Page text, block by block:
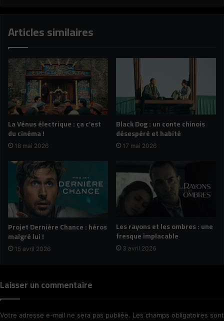
Articles similaires
La Vénus électrique : ça c’est
du cinéma !
18 mai 2026
Black Dog : un conte chinois
désespéré et habité
17 mai 2026
Projet Dernière Chance : héros
malgré lui !
15 avril 2026
Les rayons et les ombres : une
fresque implacable
3 avril 2026
Laisser un commentaire
Votre adresse e-mail ne sera pas publiée. Les champs obligatoires sont